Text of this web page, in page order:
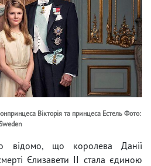
Вікторія та принцеса Естель Фото:
відомо, що королева Данії
Єлизавети II стала єдиною